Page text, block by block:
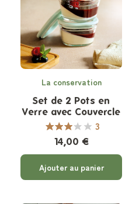
La conservation
Set de 2 Pots en
Verre avec Couvercle
en Verre 3
14,00 €
Ajouter au panier